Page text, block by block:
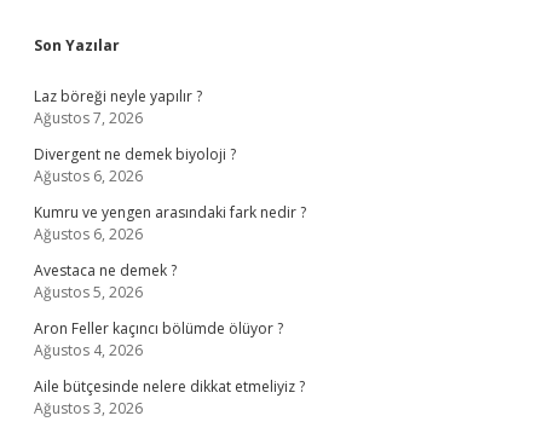
Sidebar
Son Yazılar
Laz böreği neyle yapılır ?
Ağustos 7, 2026
Divergent ne demek biyoloji ?
Ağustos 6, 2026
Kumru ve yengen arasındaki fark nedir ?
Ağustos 6, 2026
Avestaca ne demek ?
Ağustos 5, 2026
Aron Feller kaçıncı bölümde ölüyor ?
Ağustos 4, 2026
Aile bütçesinde nelere dikkat etmeliyiz ?
Ağustos 3, 2026